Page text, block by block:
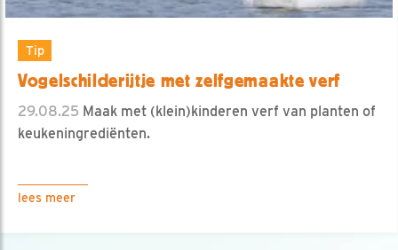
Tip
Vogelschilderijtje met zelfgemaakte verf
29.08.25 Maak met (klein)kinderen verf van planten of
keukeningrediënten.
lees meer